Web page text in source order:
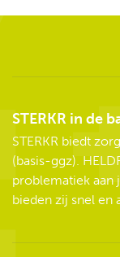
STERKR in de
STERKR biedt
(basis-ggz).
problematiek aan
bieden zij snel en